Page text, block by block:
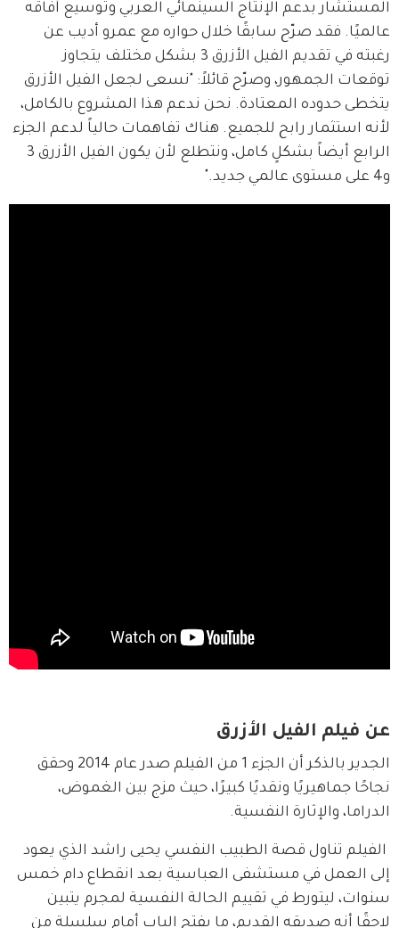
المستشار بدعم الإنتاج السينمائي العربي وتوسيع آفاقه
عالميًا. فقد صرّح سابقًا خلال حواره مع عمرو أديب عن
رغبته في تقديم الفيل الأزرق 3 بشكل مختلف يتجاوز
توقعات الجمهور، وصرّح قائلاً: "نسعى لجعل الفيل الأزرق
يتخطى حدوده المعتادة. نحن ندعم هذا المشروع بالكامل،
لأنه استثمار رابح للجميع. هناك تفاهمات حالياً لدعم الجزء
و4 على مستوى عالمي جديد."
عن فيلم الفيل الأزرق
الجدير بالذكر أن الجزء 1 من الفيلم صدر عام 2014 وحقق
نجاحًا جماهيريًا ونقديًا كبيرًا، حيث مزج بين الغموض،
الدراما، والإثارة النفسية.
الفيلم تناول قصة الطبيب النفسي يحيى راشد الذي يعود
إلى العمل في مستشفى العباسية بعد انقطاع دام خمس
سنوات، ليتورط في تقييم الحالة النفسية لمجرم يتبين
لاحقًا أنه صديقه القديم، ما يفتح الباب أمام سلسلة من